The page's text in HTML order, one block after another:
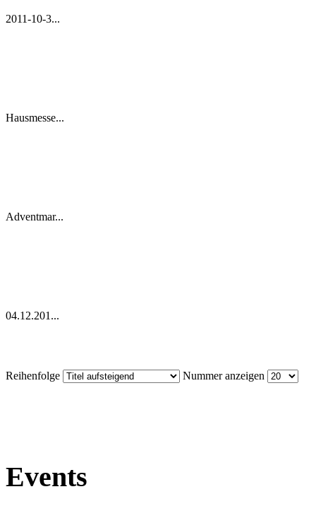
2011-10-3...
Hausmesse...
Adventmar...
04.12.201...
Reihenfolge Nummer anzeigen
Events